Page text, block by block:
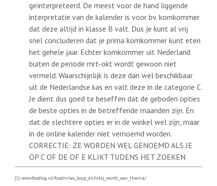
geïnterpreteerd. De meest voor de hand liggende
interpretatie van de kalender is voor bv. komkommer
dat deze altijd in klasse B valt. Dus je kunt al vrij
snel concluderen dat je prima komkommer kunt eten
het gehele jaar. Echter komkommer uit Nederland
buiten de periode mrt-okt wordt gewoon niet
vermeld. Waarschijnlijk is deze dan wel beschikbaar
uit de Nederlandse kas en valt deze in de categorie C.
Je dient dus goed te beseffen dat de geboden opties
de beste opties in de betreffende maanden zijn. En
dat de slechtere opties er in de winkel wel zijn, maar
in de online kalender niet vernoemd worden.
CORRECTIE: ZE WORDEN WEL GENOEMD ALS JE
OP C OF DE OF E KLIKT TIJDENS HET ZOEKEN
[1] www.foodlog.nl/foodmiles_koop_dichtbij_wordt_een_thema/